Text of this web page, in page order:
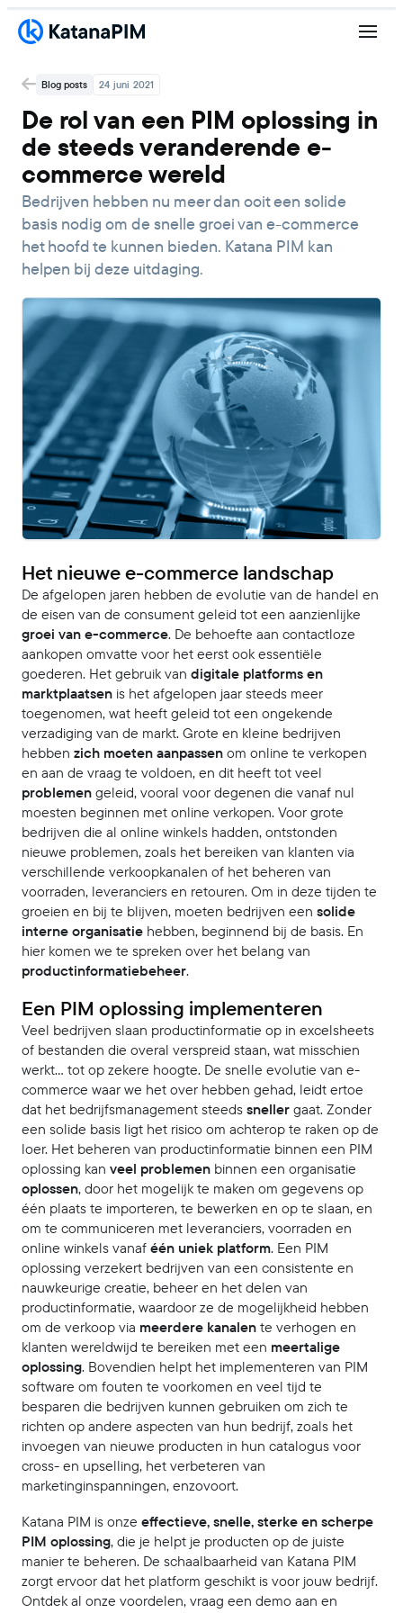
Blog posts 24 juni 2021
De rol van een PIM oplossing in
de steeds veranderende e-
commerce wereld
Bedrijven hebben nu meer dan ooit een solide
basis nodig om de snelle groei van e-commerce
het hoofd te kunnen bieden. Katana PIM kan
helpen bij deze uitdaging.
Het nieuwe e-commerce landschap
De afgelopen jaren hebben de evolutie van de handel en
de eisen van de consument geleid tot een aanzienlijke
groei van e-commerce. De behoefte aan contactloze
aankopen omvatte voor het eerst ook essentiële
goederen. Het gebruik van digitale platforms en
marktplaatsen is het afgelopen jaar steeds meer
toegenomen, wat heeft geleid tot een ongekende
verzadiging van de markt. Grote en kleine bedrijven
hebben zich moeten aanpassenom online te verkopen
en aan de vraag te voldoen, en dit heeft tot veel
problemengeleid, vooral voor degenen die vanaf nul
moesten beginnen met online verkopen. Voor grote
bedrijven die al online winkels hadden, ontstonden
nieuwe problemen, zoals het bereiken van klanten via
verschillende verkoopkanalen of het beheren van
voorraden, leveranciers en retouren. Om in deze tijden te
groeien en bij te blijven, moeten bedrijven een solide
interne organisatie hebben, beginnend bij de basis. En
hier komen we te spreken over het belang van
productinformatiebeheer.
Een PIM oplossing implementeren
Veel bedrijven slaan productinformatie op in excelsheets
of bestanden die overal verspreid staan, wat misschien
werkt... tot op zekere hoogte. De snelle evolutie van e-
commerce waar we het over hebben gehad, leidt ertoe
dat het bedrijfsmanagement steedssnellergaat. Zonder
een solide basis ligt het risico om achterop te raken op de
loer. Het beheren van productinformatie binnen een PIM
oplossing kan veel problemen binnen een organisatie
oplossen, door het mogelijk te maken om gegevens op
één plaats te importeren, te bewerken en op te slaan, en
om te communiceren met leveranciers, voorraden en
online winkels vanaféén uniek platform. Een PIM
oplossing verzekert bedrijven van een consistente en
nauwkeurige creatie, beheer en het delen van
productinformatie, waardoor ze de mogelijkheid hebben
om de verkoop via meerdere kanalente verhogen en
klanten wereldwijd te bereiken met een meertalige
oplossing. Bovendien helpt het implementeren van PIM
software om fouten te voorkomen en veel tijd te
besparen die bedrijven kunnen gebruiken om zich te
richten op andere aspecten van hun bedrijf, zoals het
invoegen van nieuwe producten in hun catalogus voor
cross- en upselling, het verbeteren van
marketinginspanningen, enzovoort.
Katana PIM is onze effectieve, snelle, sterke en scherpe
PIM oplossing, die je helpt je producten op de juiste
manier te beheren. De schaalbaarheid van Katana PIM
zorgt ervoor dat het platform geschikt is voor jouw bedrijf.
Ontdek al onze voordelen, vraag een demo aan en